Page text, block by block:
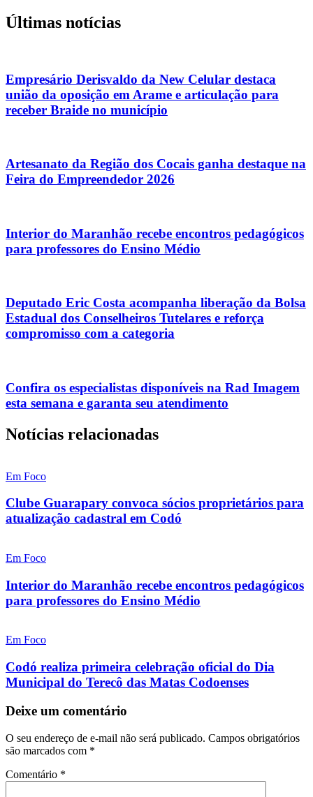
Últimas notícias
Empresário Derisvaldo da New Celular destaca
união da oposição em Arame e articulação para
receber Braide no município
Artesanato da Região dos Cocais ganha destaque na
Feira do Empreendedor 2026
Interior do Maranhão recebe encontros pedagógicos
para professores do Ensino Médio
Deputado Eric Costa acompanha liberação da Bolsa
Estadual dos Conselheiros Tutelares e reforça
compromisso com a categoria
Confira os especialistas disponíveis na Rad Imagem
esta semana e garanta seu atendimento
Notícias relacionadas
Em Foco
Clube Guarapary convoca sócios proprietários para
atualização cadastral em Codó
Em Foco
Interior do Maranhão recebe encontros pedagógicos
para professores do Ensino Médio
Em Foco
Codó realiza primeira celebração oficial do Dia
Municipal do Terecô das Matas Codoenses
Deixe um comentário
O seu endereço de e-mail não será publicado. Campos obrigatórios
são marcados com *
Comentário *